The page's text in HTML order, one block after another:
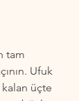
tam
Ufuk
üçte